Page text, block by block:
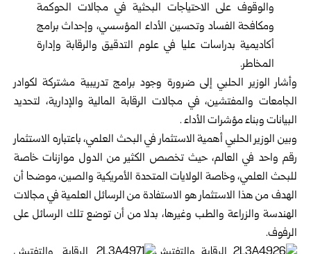
والوقوف على الاحتياجات البحثية في مجالات الحوكمة
ومكافحة الفساد وتحسين الأداء المؤسسي، وإحداث برامج
أكاديمية بدراسات عليا في علوم التدقيق والرقابة وإدارة
المخاطر.
وأشار الوزير الحلبي إلى ضرورة وجود برامج تدريبية مشتركة لكوادر
الجامعات والمفتشين، في مجالات الرقابة المالية والإدارية، لتحديد
البيانات وبناء مؤشرات الأداء .
وبين الوزير الحلبي أهمية الاستثمار في البحث العلمي، باعتباره الاستثمار
رقم واحد في العالم، حيث تخصص الكثير من الدول موازنات خاصة
للبحث العلمي، وخاصة الولايات المتحدة الأمريكية والصين، موضحا أن
الهدف من هذا الاستثمار هو الاستفادة من الرسائل العلمية في مجالات
الهندسة والزراعة والطب وغيرها، بدلا من أن توضع تلك الرسائل على
الرفوف.